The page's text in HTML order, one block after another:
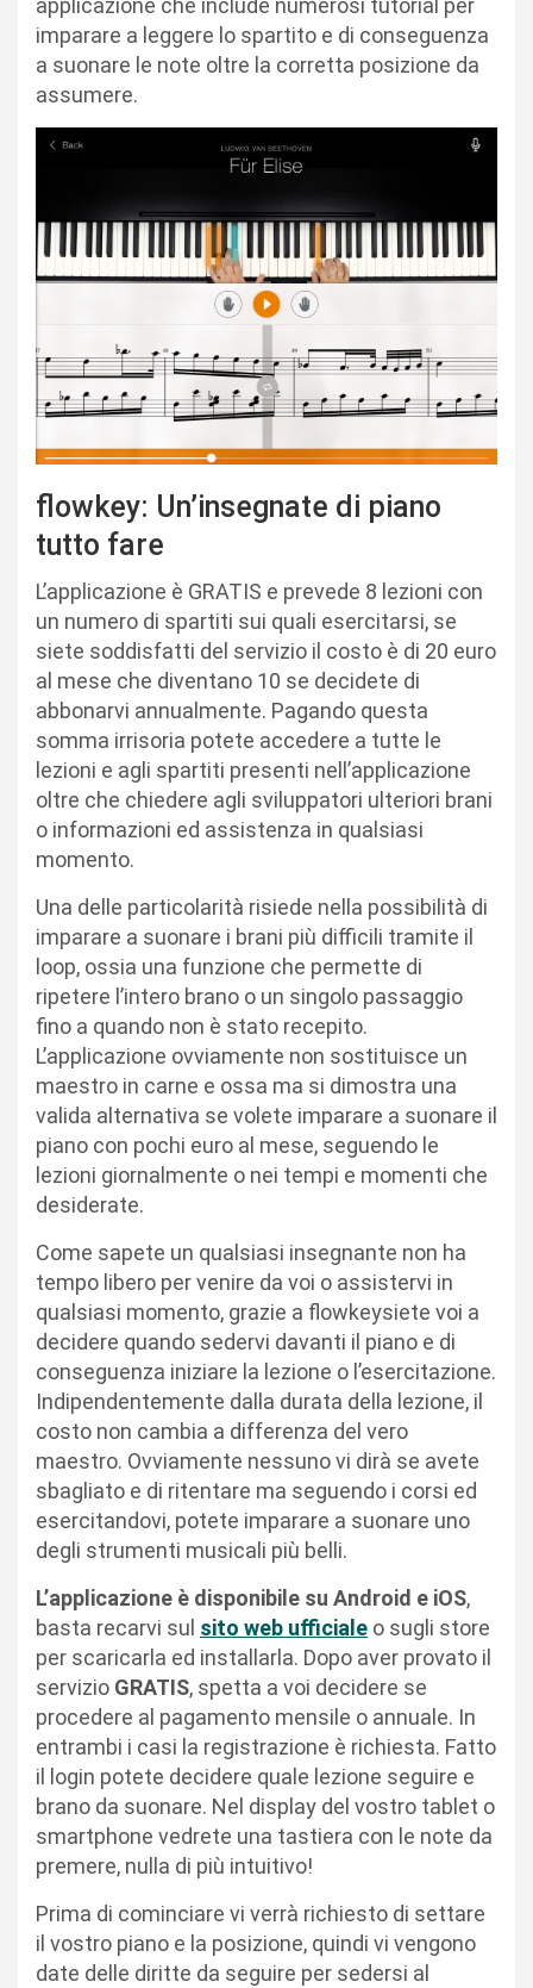
applicazione che include numerosi tutorial per
imparare a leggere lo spartito e di conseguenza
a suonare le note oltre la corretta posizione da
assumere.
flowkey: Un’insegnate di piano
tutto fare
L’applicazione è GRATIS e prevede 8 lezioni con
un numero di spartiti sui quali esercitarsi, se
siete soddisfatti del servizio il costo è di 20 euro
al mese che diventano 10 se decidete di
abbonarvi annualmente. Pagando questa
somma irrisoria potete accedere a tutte le
lezioni e agli spartiti presenti nell’applicazione
oltre che chiedere agli sviluppatori ulteriori brani
o informazioni ed assistenza in qualsiasi
momento.
Una delle particolarità risiede nella possibilità di
imparare a suonare i brani più difficili tramite il
loop, ossia una funzione che permette di
ripetere l’intero brano o un singolo passaggio
fino a quando non è stato recepito.
L’applicazione ovviamente non sostituisce un
maestro in carne e ossa ma si dimostra una
valida alternativa se volete imparare a suonare il
piano con pochi euro al mese, seguendo le
lezioni giornalmente o nei tempi e momenti che
desiderate.
Come sapete un qualsiasi insegnante non ha
tempo libero per venire da voi o assistervi in
qualsiasi momento, grazie a flowkeysiete voi a
decidere quando sedervi davanti il piano e di
conseguenza iniziare la lezione o l’esercitazione.
Indipendentemente dalla durata della lezione, il
costo non cambia a differenza del vero
maestro. Ovviamente nessuno vi dirà se avete
sbagliato e di ritentare ma seguendo i corsi ed
esercitandovi, potete imparare a suonare uno
degli strumenti musicali più belli.
L’applicazione è disponibile su Android e iOS,
basta recarvi sul sito web ufficiale o sugli store
per scaricarla ed installarla. Dopo aver provato il
servizio GRATIS, spetta a voi decidere se
procedere al pagamento mensile o annuale. In
entrambi i casi la registrazione è richiesta. Fatto
il login potete decidere quale lezione seguire e
brano da suonare. Nel display del vostro tablet o
smartphone vedrete una tastiera con le note da
premere, nulla di più intuitivo!
Prima di cominciare vi verrà richiesto di settare
il vostro piano e la posizione, quindi vi vengono
date delle diritte da seguire per sedersi al